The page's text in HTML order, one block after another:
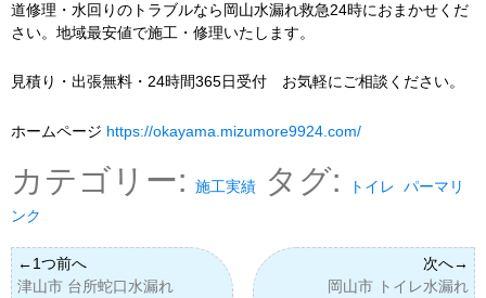
道修理・水回りのトラブルなら岡山水漏れ救急24時におまかせくだ
さい。地域最安値で施工・修理いたします。
見積り・出張無料・24時間365日受付 お気軽にご相談ください。
ホームページ https://okayama.mizumore9924.com/
カテゴリー: 施工実績 タグ: トイレ パーマリ
ンク
津山市 台所蛇口水漏れ 岡山市 トイレ水漏れ